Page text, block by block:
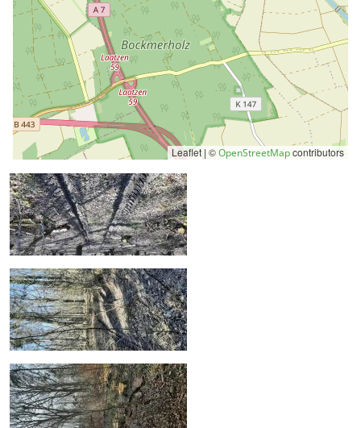
Leaflet | ©OpenStreetMapcontributors